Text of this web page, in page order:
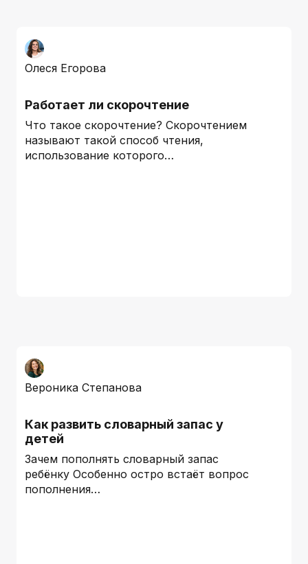
Олеся Егорова
Работает ли скорочтение
Что такое скорочтение? Скорочтением
называют такой способ чтения,
использование которого…
Вероника Степанова
Как развить словарный запас у
детей
Зачем пополнять словарный запас
ребёнку Особенно остро встаёт вопрос
пополнения…